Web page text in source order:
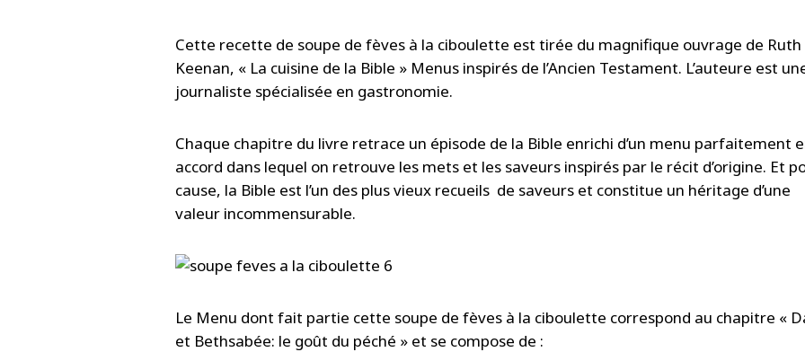
Cette recette de soupe de fèves à la ciboulette est tirée du magnifique ouvrage de Ruth
Keenan, « La cuisine de la Bible » Menus inspirés de l’Ancien Testament. L’auteure est
journaliste spécialisée en gastronomie.
Chaque chapitre du livre retrace un épisode de la Bible enrichi d’un menu parfaitement
accord dans lequel on retrouve les mets et les saveurs inspirés par le récit d’origine. Et
cause, la Bible est l’un des plus vieux recueils de saveurs et constitue un héritage d’une
valeur incommensurable.
Le Menu dont fait partie cette soupe de fèves à la ciboulette correspond au chapitre «
et Bethsabée: le goût du péché » et se compose de :